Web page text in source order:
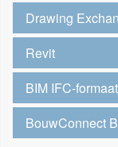
Drawing
Revit
BIM IFC-formaat
BouwConnect